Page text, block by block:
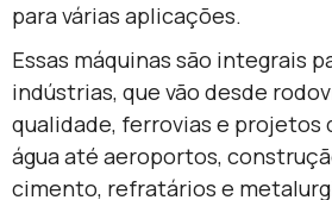
para várias aplicações.
Essas máquinas são integrais
indústrias, que vão desde
qualidade, ferrovias e projetos
água até aeroportos,
cimento, refratários e